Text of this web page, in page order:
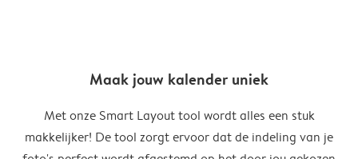
Maak jouw kalender uniek
Met onze Smart Layout tool wordt alles een stuk
makkelijker! De tool zorgt ervoor dat de indeling van je